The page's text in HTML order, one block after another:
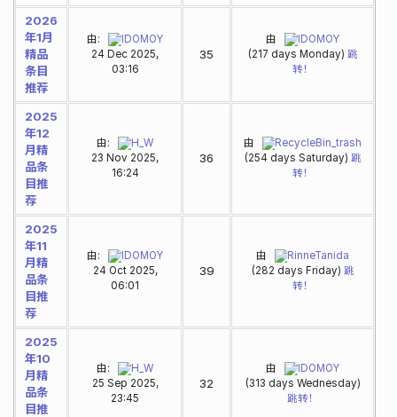
2026
年1月
精品
条目
推荐
由:
IDOMOY
24 Dec 2025,
03:16
35
由
IDOMOY
(217 days Monday) 跳
转！
2025
年12
月精
品条
目推
荐
由:
H_W
23 Nov 2025,
16:24
36
由
RecycleBin_trash
(254 days Saturday) 跳
转！
2025
年11
月精
品条
目推
荐
由:
IDOMOY
24 Oct 2025,
06:01
39
由
RinneTanida
(282 days Friday) 跳
转！
2025
年10
月精
品条
目推
由:
H_W
25 Sep 2025,
23:45
32
由
IDOMOY
(313 days Wednesday)
跳转！